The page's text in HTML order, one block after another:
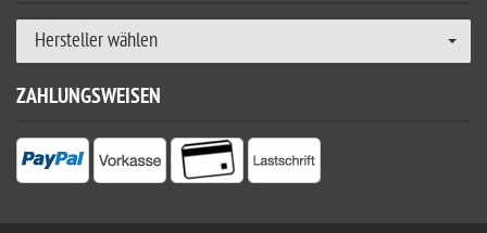
Hersteller wählen
ZAHLUNGSWEISEN